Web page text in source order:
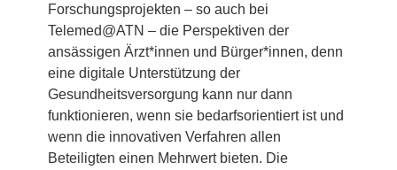
Forschungsprojekten – so auch bei
Telemed@ATN – die Perspektiven der
ansässigen Ärzt*innen und Bürger*innen, denn
eine digitale Unterstützung der
Gesundheitsversorgung kann nur dann
funktionieren, wenn sie bedarfsorientiert ist und
wenn die innovativen Verfahren allen
Beteiligten einen Mehrwert bieten. Die